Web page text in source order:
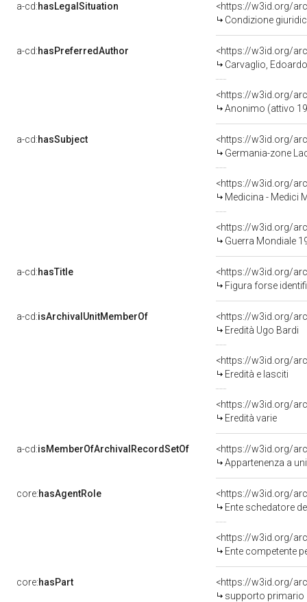
a-cd:hasLegalSituation
Condizione
a-cd:hasPreferredAuthor
<https://w3id.org/
Carvaglio,
<https://w3id.org/
Anonimo (attivo
a-cd:hasSubject
<https://w3id.org/
Germania-zone
<https://w3id.org/
Medicina - Medici
<https://w3id.org/
Guerra Mondiale
a-cd:hasTitle
Figura forse
a-cd:isArchivalUnitMemberOf
<https://w3id.org/
Eredità Ugo Bardi
<https://w3id.org/
Eredità e lasciti
<https://w3id.org/
Eredità varie
a-cd:isMemberOfArchivalRecordSetOf
<https://w3id.org/
Appartenenza a
core:hasAgentRole
<https://w3id.org/
Ente schedatore del bene
<https://w3id.org/
Ente competente per tutela
core:hasPart
<https://w3id.org/
supporto primario